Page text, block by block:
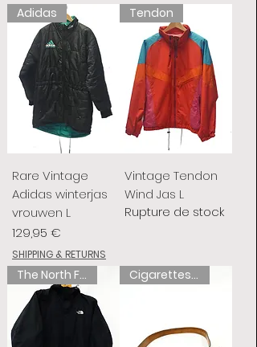
Adidas
Rare Vintage
Adidas winterjas
vrouwen L
Prix
129,95 €
SHIPPING & RETURNS
Tendon
Vintage Tendon
Wind Jas L
Rupture de stock
The North Face Cigarettes de chameau